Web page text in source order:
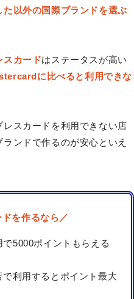
以外の国際ブランドを選ぶ
スカードはステータスが高い
に比べると利用できな
レスカード を利用できない店
ンドで作るのが安心といえ
を作るなら／
で5000ポイントもらえる
で利用するとポイント最大